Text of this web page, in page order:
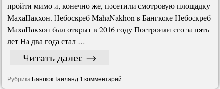
пройти мимо и, конечно же, посетили смотровую площадку
МахаНакхон. Небоскреб MahaNakhon в Бангкоке Небоскреб
МахаНакхон был открыт в 2016 году Построили его за пять
лет На два года стал …
Читать далее →
Рубрика:БангкокТаиланд 1 комментарий